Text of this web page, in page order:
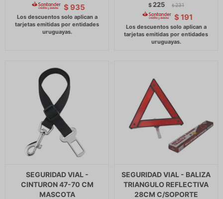
$ 935 $ 225 $ 231
$ 191
SEGURIDAD VIAL -
CINTURON 47-70 CM
MASCOTA
SEGURIDAD VIAL - BALIZA
TRIANGULO REFLECTIVA
28CM C/SOPORTE